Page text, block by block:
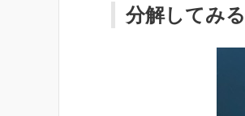
分解してみ